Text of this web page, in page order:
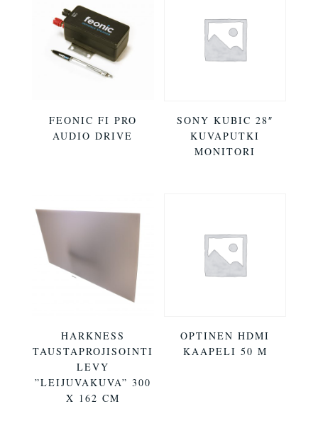
FEONIC FI PRO
AUDIO DRIVE
SONY KUBIC 28″
KUVAPUTKI
MONITORI
HARKNESS
TAUSTAPROJISOINTI
LEVY
”LEIJUVAKUVA” 300
X 162 CM
OPTINEN HDMI
KAAPELI 50 M